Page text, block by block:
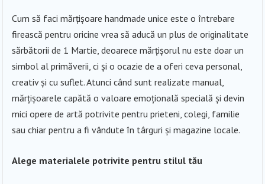
Cum să faci mărțișoare handmade unice este o întrebare
firească pentru oricine vrea să aducă un plus de originalitate
sărbătorii de 1 Martie, deoarece mărțișorul nu este doar un
simbol al primăverii, ci și o ocazie de a oferi ceva personal,
creativ și cu suflet. Atunci când sunt realizate manual,
mărțișoarele capătă o valoare emoțională specială și devin
mici opere de artă potrivite pentru prieteni, colegi, familie
sau chiar pentru a fi vândute în târguri și magazine locale.
Alege materialele potrivite pentru stilul tău